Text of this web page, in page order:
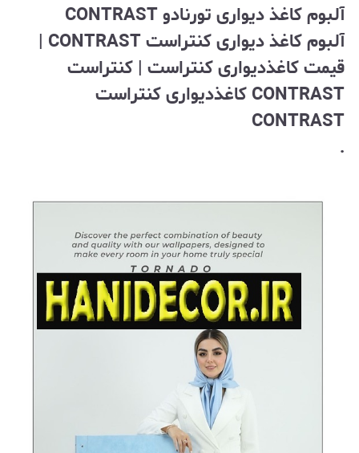
آلبوم کاغذ دیواریتورنادو CONTRAST
آلبوم کاغذ دیواری کنتراست CONTRAST |
قیمت کاغذدیواری کنتراست | کنتراست
CONTRAST کاغذدیواری کنتراست
CONTRAST
.